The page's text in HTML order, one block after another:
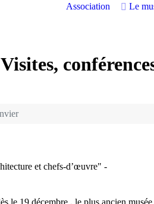
Association Le
Visites,
et chefs-d’œuvre" -
le 19 décembre , le plus ancien